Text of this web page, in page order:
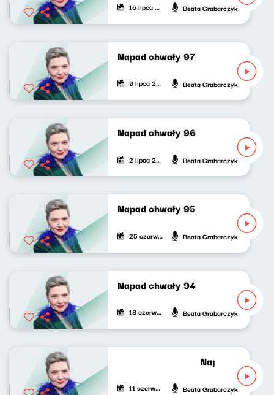
16 lipca 2026 Beata Grabarczyk
Napad chwały 97
9 lipca 2026 Beata Grabarczyk
Napad chwały 96
2 lipca 2026 Beata Grabarczyk
Napad chwały 95
25 czerwca 2026 Beata Grabarczyk
Napad chwały 94
18 czerwca 2026 Beata Grabarczyk
Napad chwały
11 czerwca 2026 Beata Grabarczyk